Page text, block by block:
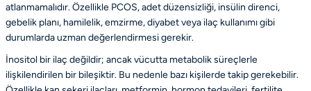
atlanmamalıdır. Özellikle PCOS, adet düzensizliği, insülin direnci,
gebelik planı, hamilelik, emzirme, diyabet veya ilaç kullanımı gibi
durumlarda uzman değerlendirmesi gerekir.
İnositol bir ilaç değildir; ancak vücutta metabolik süreçlerle
ilişkilendirilen bir bileşiktir. Bu nedenle bazı kişilerde takip gerekebilir.